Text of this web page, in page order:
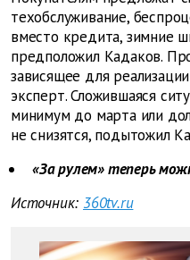
техобслуживание,
вместо кредита, зимние
предположил Кадаков.
зависящее для
эксперт. Сложившаяся
минимум до марта или
не снизятся, подытожил
«За рулем» теперь
Источник: 360tv.ru